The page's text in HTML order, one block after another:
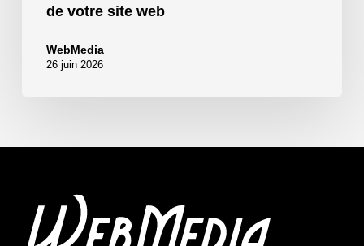
de votre site web
WebMedia
26 juin 2026